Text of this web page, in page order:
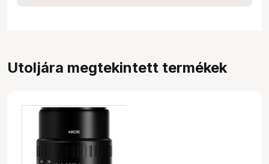
Utoljára megtekintett termékek